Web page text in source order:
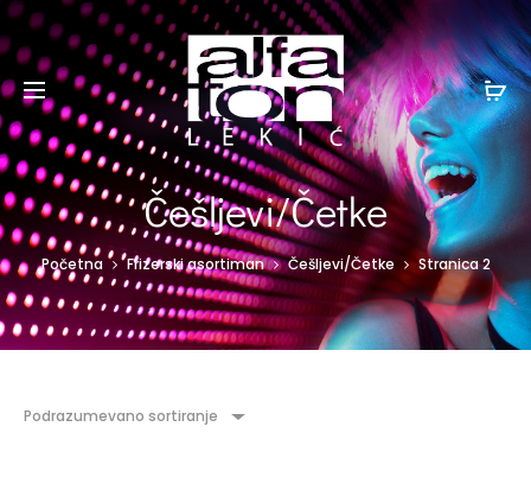
Češljevi/Četke
Početna Frizerski asortiman Češljevi/Četke Stranica 2
Podrazumevano sortiranje